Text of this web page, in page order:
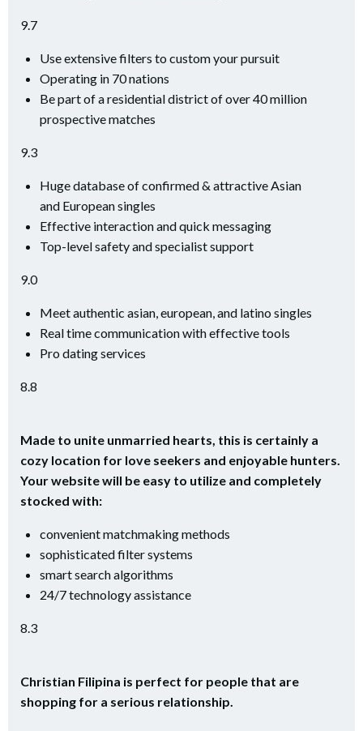
9.7
Use extensive filters to custom your pursuit
Operating in 70 nations
Be part of a residential district of over 40 million
prospective matches
9.3
Huge database of confirmed & attractive Asian
and European singles
Effective interaction and quick messaging
Top-level safety and specialist support
9.0
Meet authentic asian, european, and latino singles
Real time communication with effective tools
Pro dating services
8.8
Made to unite unmarried hearts, this is certainly a
cozy location for love seekers and enjoyable hunters.
Your website will be easy to utilize and completely
stocked with:
convenient matchmaking methods
sophisticated filter systems
smart search algorithms
24/7 technology assistance
8.3
Christian Filipina is perfect for people that are
shopping for a serious relationship.